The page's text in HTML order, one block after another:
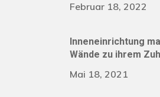
Februar 18, 2022
Inneneinrichtung
Wände zu ihrem
Mai 18, 2021